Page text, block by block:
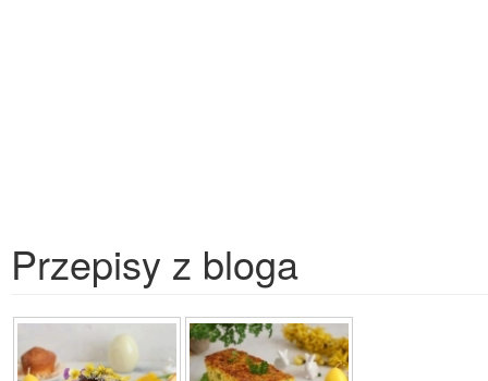
Przepisy z bloga